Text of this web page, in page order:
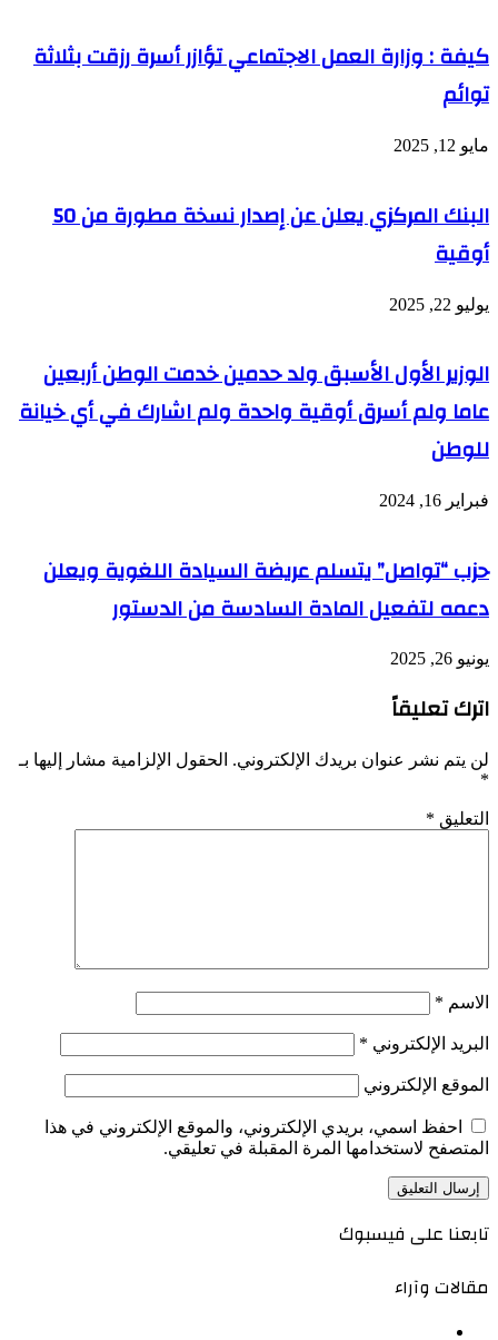
كيفة : وزارة العمل الاجتماعي تؤازر أسرة رزقت بثلاثة
توائم
مايو 12, 2025
البنك المركزي يعلن عن إصدار نسخة مطورة من 50
أوقية
يوليو 22, 2025
الوزير الأول الأسبق ولد حدمين خدمت الوطن أربعين
عاما ولم أسرق أوقية واحدة ولم اشارك في أي خيانة
للوطن
فبراير 16, 2024
حزب “تواصل” يتسلم عريضة السيادة اللغوية ويعلن
دعمه لتفعيل المادة السادسة من الدستور
يونيو 26, 2025
اترك تعليقاً
لن يتم نشر عنوان بريدك الإلكتروني. الحقول الإلزامية مشار إليها بـ
*
التعليق *
الاسم *
البريد الإلكتروني *
الموقع الإلكتروني
احفظ اسمي، بريدي الإلكتروني، والموقع الإلكتروني في هذا
المتصفح لاستخدامها المرة المقبلة في تعليقي.
تابعنا على فيسبوك
مقالات وآراء